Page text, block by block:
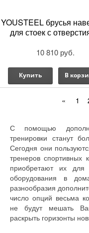
YOUSTEEL брусья
для стоек с
10 810 руб.
Купить В
« 1
С помощью
тренировки станут
Сегодня они
тренеров спортивных
приобретают их для
оборудования в
разнообразия
число опций весьма
не будут мешать
раскрыть горизонты